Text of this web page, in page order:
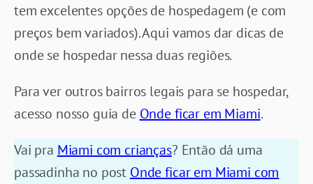
tem excelentes opções de hospedagem (e com
preços bem variados). Aqui vamos dar dicas de
onde se hospedar nessa duas regiões.
Para ver outros bairros legais para se hospedar,
acesso nosso guia de Onde ficar em Miami.
Vai pra Miami com crianças? Então dá uma
passadinha no post Onde ficar em Miami com